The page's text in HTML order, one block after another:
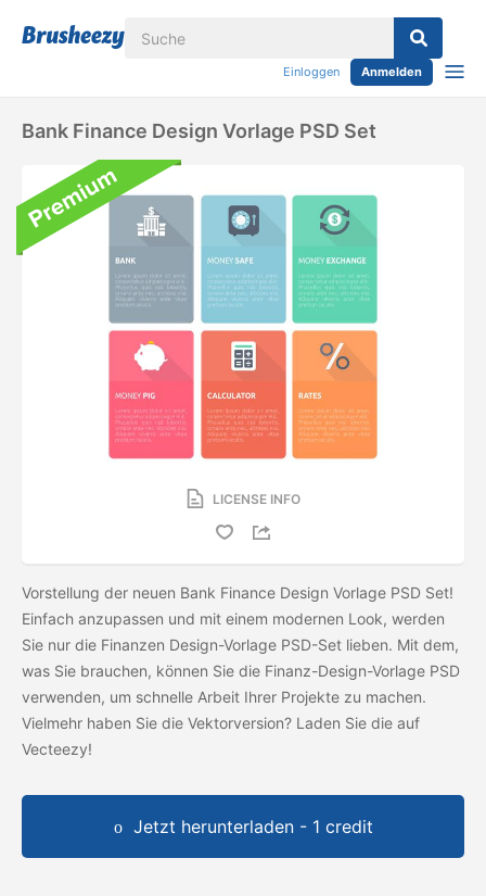
Einloggen Anmelden
Bank Finance Design Vorlage PSD Set
LICENSE INFO
Vorstellung der neuen Bank Finance Design Vorlage PSD Set!
Einfach anzupassen und mit einem modernen Look, werden
Sie nur die Finanzen Design-Vorlage PSD-Set lieben. Mit dem,
was Sie brauchen, können Sie die Finanz-Design-Vorlage PSD
verwenden, um schnelle Arbeit Ihrer Projekte zu machen.
Vielmehr haben Sie die Vektorversion? Laden Sie die auf
Vecteezy!
Jetzt herunterladen - 1 credit